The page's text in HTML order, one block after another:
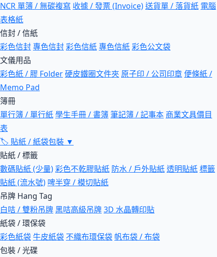
NCR 單簿 / 無碳複寫 收據 / 發票 (Invoice)送貨單 / 落貨紙 電腦
表格紙
信封 / 信紙
彩色信封專色信封彩色信紙專色信紙彩色公文袋
文儀用品
彩色紙 / 膠 Folder硬皮鐵圈文件夾 原子印 / 公司印章便條紙 /
Memo Pad
簿冊
單行簿 / 單行紙學生手冊 / 書簿筆記簿 / 記事本 商業文具價目
表
🏷 貼紙 / 紙袋包裝 ▼
貼紙 / 標籤
數碼貼紙 (少量)彩色不乾膠貼紙 防水 / 戶外貼紙透明貼紙標籤
貼紙 (流水號) 啤半穿 / 模切貼紙
吊牌 Hang Tag
白咭 / 雙粉吊牌黑咭高級吊牌3D 水晶轉印貼
紙袋 / 環保袋
彩色紙袋牛皮紙袋 不織布環保袋 帆布袋 / 布袋
包裝 / 光碟